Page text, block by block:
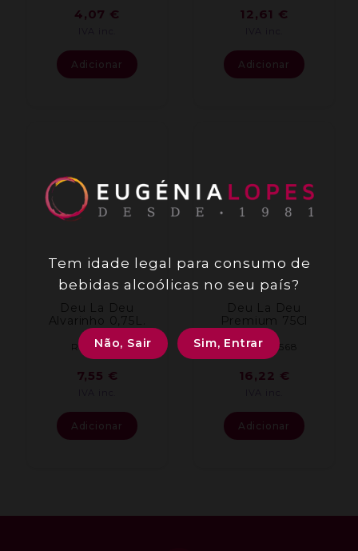
4,07 €
Adicionar
12,61 €
Adicionar
Deu La Deu
Alvarinho 0,75L.
REF: 0781
7,55 €
Adicionar
Deu La Deu
Premium 75Cl
REF: 002568
16,22 €
Adicionar
Tem idade legal para consumo de
bebidas alcoólicas no seu país?
Não, Sair Sim, Entrar